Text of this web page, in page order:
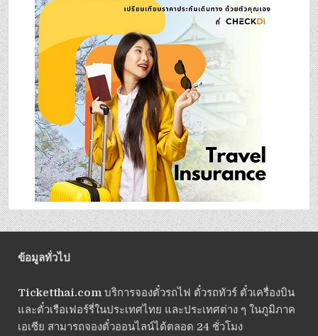
ข้อมูลทั่วไป
Ticketthai.comบริการจองตั๋วรถไฟ ตั๋วรถทัวร์ ตั๋วเครื่องบิน
และตั๋วเรือเฟอร์รี่ในประเทศไทย และประเทศต่าง ๆ ในภูมิภาค
เอเซีย สามารถจองตั๋วออนไลน์ได้ตลอด 24 ชั่วโมง